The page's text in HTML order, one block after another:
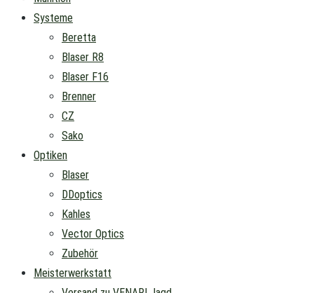
Systeme
Beretta
Blaser R8
Blaser F16
Brenner
CZ
Sako
Optiken
Blaser
DDoptics
Kahles
Vector Optics
Zubehör
Meisterwerkstatt